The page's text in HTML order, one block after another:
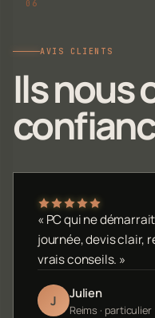
AVIS CLIENTS
Ils nous
« PC qui ne
journée, devis clair,
vrais conseils. »
J Julien
Reims · particulier